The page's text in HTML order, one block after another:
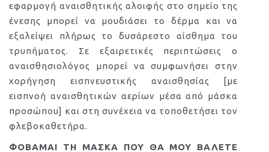
εφαρμογή αναισθητικής αλοιφής στο σημείο της
ένεσης μπορεί να μουδιάσει το δέρμα και να
εξαλείψει πλήρως το δυσάρεστο αίσθημα του
τρυπήματος. Σε εξαιρετικές περιπτώσεις ο
αναισθησιολόγος μπορεί να συμφωνήσει στην
χορήγηση εισπνευστικής αναισθησίας [με
εισπνοή αναισθητικών αερίων μέσα από μάσκα
προσώπου] και στη συνέχεια να τοποθετήσει τον
φλεβοκαθετήρα.
ΦΟΒΑΜΑΙ ΤΗ ΜΑΣΚΑ ΠΟΥ ΘΑ ΜΟΥ ΒΑΛΕΤΕ